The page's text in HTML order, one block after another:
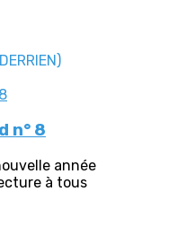
n° 8
année
à tous